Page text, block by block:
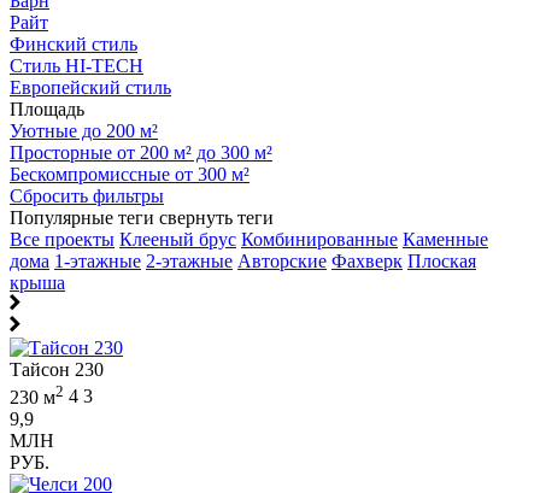
Райт
Финский стиль
Стиль HI-TECH
Европейский стиль
Площадь
Уютные до 200 м²
Просторные от 200 м² до 300 м²
Бескомпромиссные от 300 м²
Сбросить фильтры
Популярные теги свернуть теги
Все проекты Клееный брус Комбинированные Каменные
дома 1-этажные 2-этажные Авторские Фахверк Плоская
крыша
Тайсон 230
230 м2 4 3
9,9
МЛН
РУБ.